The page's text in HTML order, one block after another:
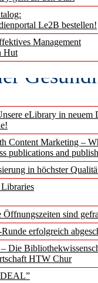
Le2B bestellen!
Management
Hut
eLibrary in neuem
Content Marketing –
publications and
in höchster
sind
erfolgreich
Die
HTW Chur
DEAL”
(August